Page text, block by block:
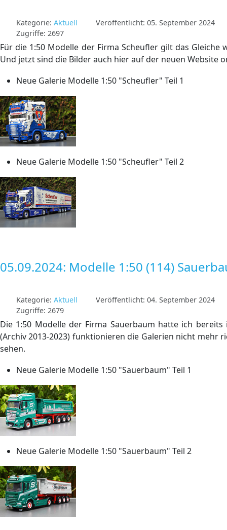
Kategorie: Aktuell
Veröffentlicht: 05. September 2024
Zugriffe: 2697
Für die 1:50 Modelle der Firma Scheufler gilt das
Und jetzt sind die Bilder auch hier auf der neuen Website
Neue Galerie Modelle 1:50 "Scheufler" Teil 1
Neue Galerie Modelle 1:50 "Scheufler" Teil 2
05.09.2024: Modelle 1:50 (114)
Kategorie: Aktuell
Veröffentlicht: 04. September 2024
Zugriffe: 2679
Die 1:50 Modelle der Firma Sauerbaum hatte ich
(Archiv 2013-2023) funktionieren die Galerien nicht mehr
sehen.
Neue Galerie Modelle 1:50 "Sauerbaum" Teil 1
Neue Galerie Modelle 1:50 "Sauerbaum" Teil 2